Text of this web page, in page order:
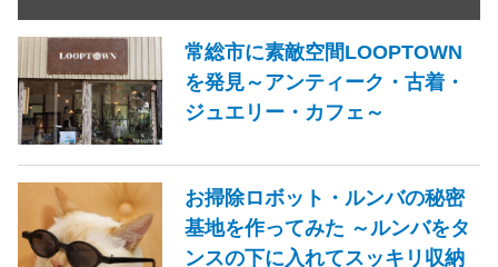
常総市に素敵空間LOOPTOWN
を発見～アンティーク・古着・
ジュエリー・カフェ～
お掃除ロボット・ルンバの秘密
基地を作ってみた ～ルンバをタ
ンスの下に入れてスッキリ収納